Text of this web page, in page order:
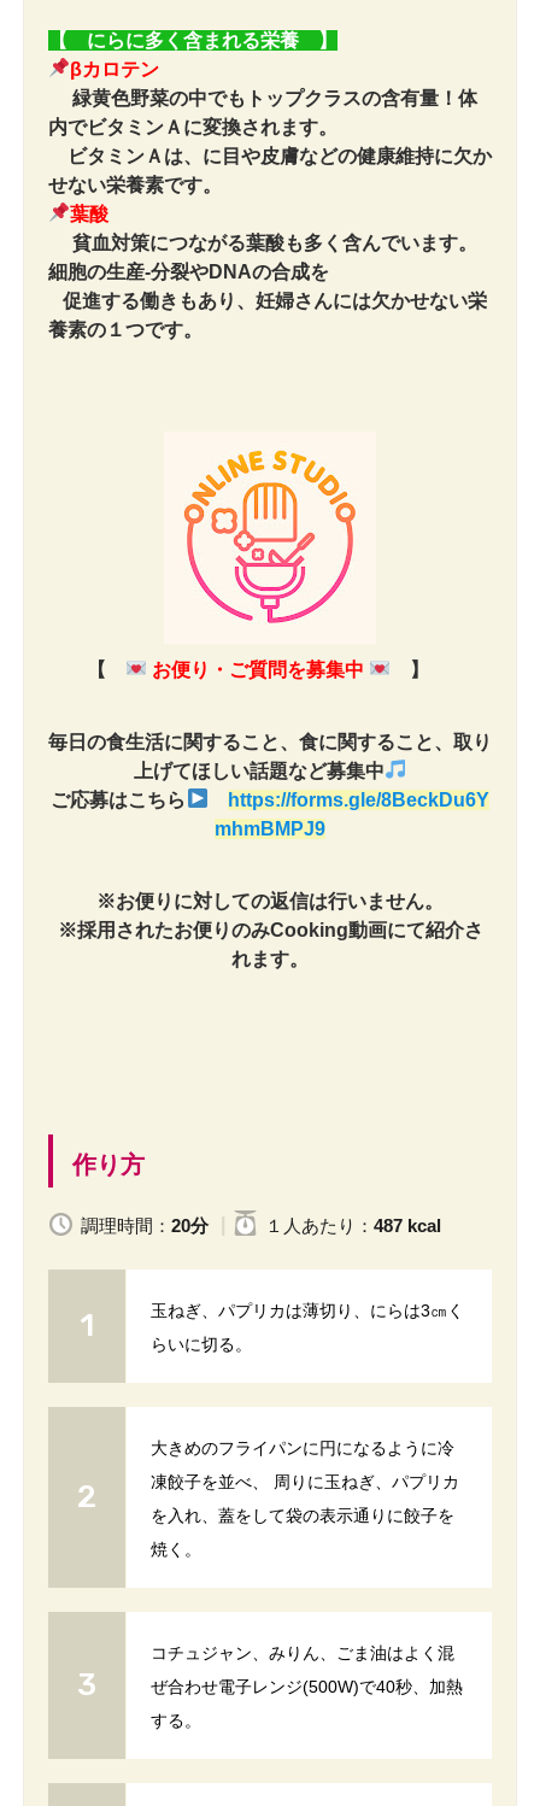
【 にらに多く 含まれる栄養 】
βカロテン
緑黄色野菜の中でもトップクラスの含有量！ 体
内でビタミンＡに変換されます。
ビタミンＡは、に目や皮膚などの健康維持に欠か
せない栄養素です。
葉酸
貧血対策につながる葉酸も多く含んでいます。
細胞の生産-分裂やDNAの合成を
促進する働きもあり、妊婦さんには欠かせない栄
養素の１つです。
【 お便り・ご質問を募集中 】
毎日の食生活に関すること、食に関すること、取り
上げてほしい話題など募集中
ご応募はこちら
https://forms.gle/8BeckDu6Y
mhmBMPJ9
※お便りに対しての返信は行いません。
※採用されたお便りのみCooking動画にて紹介さ
れます。
作り方
調理時間： 20分 １人 あたり ： 487 kcal
玉ねぎ、パプリカは薄切り、にらは3㎝く
らいに切る。
大きめのフライパンに円になるように冷
凍餃子を並べ、 周りに玉ねぎ、パプリカ
を入れ、蓋をして袋の表示通りに餃子を
焼く。
コチュジャン、みりん、ごま油はよく混
ぜ合わせ電子レンジ(500W)で40秒、加熱
する。